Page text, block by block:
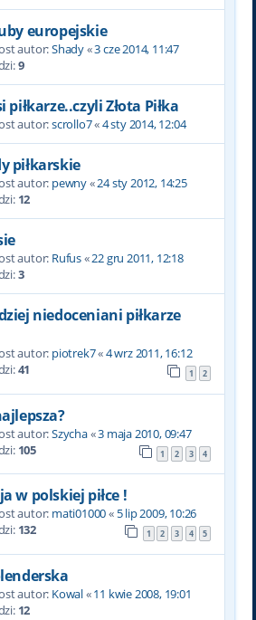
europejskie
autor:Shady«3 cze 2014, 11:47
9
piłkarze..czyli Złota Piłka
autor:scrollo7«4 sty 2014, 12:04
piłkarskie
autor: pewny«24 sty 2012, 14:25
12
autor: Rufus«22 gru 2011, 12:18
3
niedoceniani piłkarze
autor: piotrek7«4 wrz 2011, 16:12
41 1 2
autor:Szycha«3 maja 2010, 09:47
105 1 2 3 4
w polskiej piłce !
autor: mati01000« 5 lip 2009, 10:26
132 1 2 3 4 5
autor: Kowal«11 kwie 2008, 19:01
12